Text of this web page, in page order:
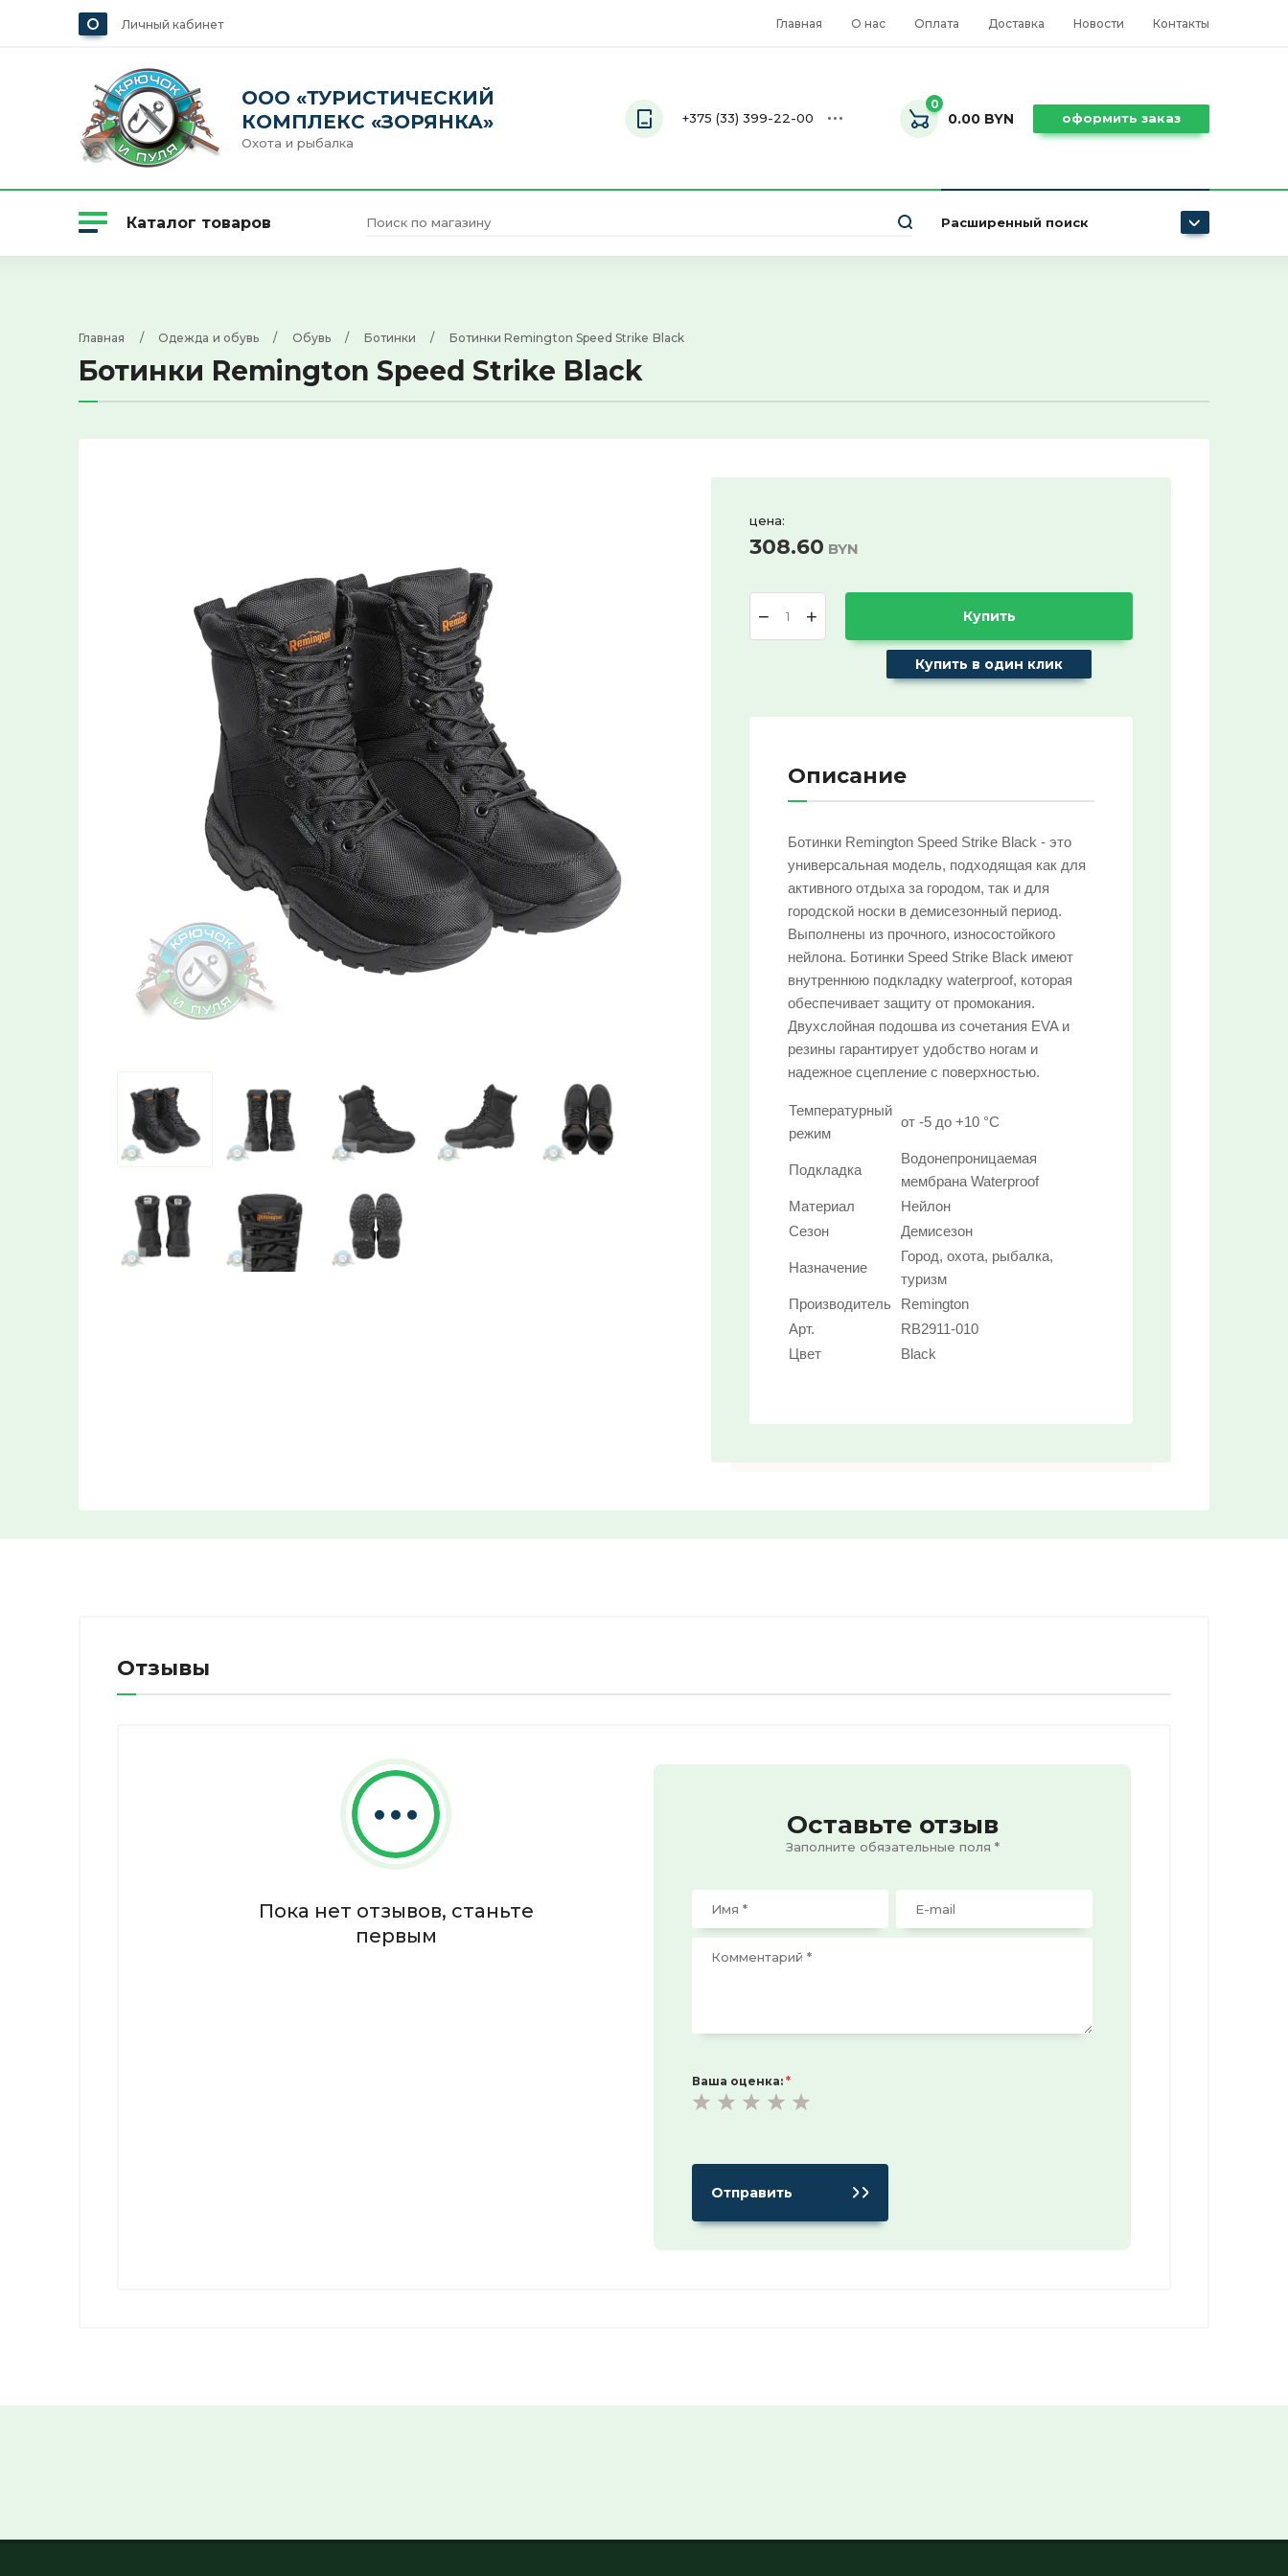
Личный кабинет Главная О нас Оплата Доставка Новости Контакты
ООО «ТУРИСТИЧЕСКИЙ
КОМПЛЕКС «ЗОРЯНКА»
Охота и рыбалка
+375 (33) 399-22-00
0
0.00 BYN оформить заказ
Каталог товаров
Охота
Одежда и обувь
Подарочный сертификат, дисконтная
карта, разрешение
Авторская резьба лепельских
ремесленников
Расширенный поиск
ХИТ продаж!:
СПЕЦПРЕДЛОЖЕНИЕ:
Выберите...
30%:
Выберите...
50%:
70%:
10%:
Выберите...
Нет в наличии:
Главная
     /
Одежда и обувь
     /
Обувь
     /
Ботинки
     /
Ботинки Remington Speed Strike Black
Ботинки Remington Speed Strike Black
цена:
308.60 BYN
− + Купить
Купить в один клик
Описание
Ботинки Remington Speed Strike Black - это
универсальная модель, подходящая как для
активного отдыха за городом, так и для
городской носки в демисезонный период.
Выполнены из прочного, износостойкого
нейлона. Ботинки Speed Strike Black имеют
внутреннюю подкладку waterproof, которая
обеспечивает защиту от промокания.
Двухслойная подошва из сочетания EVA и
резины гарантирует удобство ногам и
надежное сцепление с поверхностью.
Температурный
режим
от -5 до +10 °C
Подкладка
Водонепроницаемая
мембрана Waterproof
Материал
Нейлон
Сезон
Демисезон
Назначение
Город, охота, рыбалка,
туризм
Производитель
Remington
Арт.
RB2911-010
Цвет
Black
Отзывы
Пока нет отзывов, станьте
первым
Оставьте отзыв
Заполните обязательные поля *
Ваша оценка: *